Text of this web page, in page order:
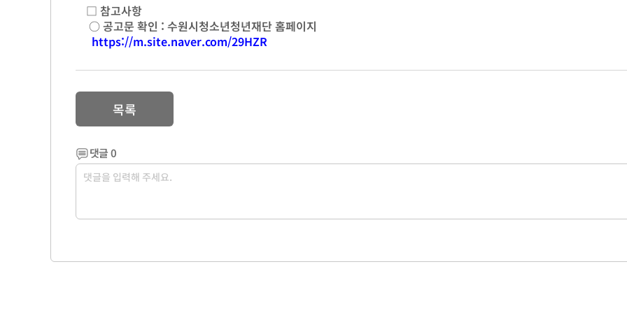
□ 참고사항
○ 공고문 확인 : 수원시청소년청년재단 홈페이지
https://m.site.naver.com/29HZR
목록
댓글0